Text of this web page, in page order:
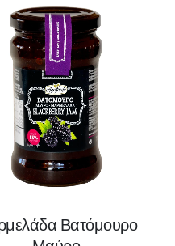
Βατόμουρο